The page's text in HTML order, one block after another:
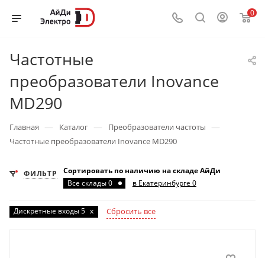
0
Частотные
преобразователи Inovance
MD290
Главная — Каталог — Преобразователи частоты —
Частотные преобразователи Inovance MD290
ФИЛЬТР
Сортировать по наличию на складе АйДи
Все склады 0
в Екатеринбурге 0
Дискретные входы 5 x Сбросить все